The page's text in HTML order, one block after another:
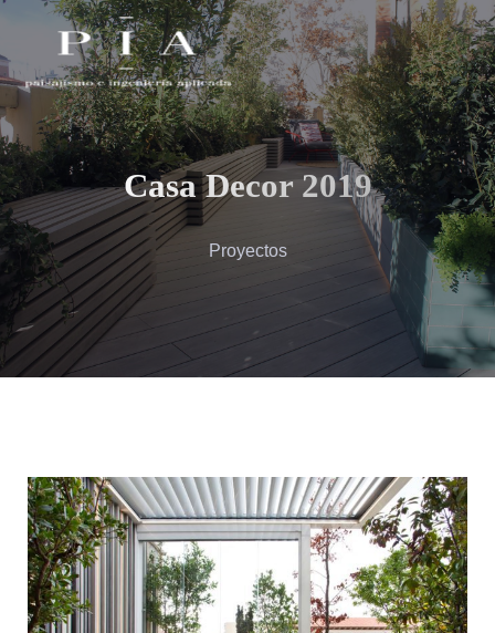
Casa Decor 2019
Proyectos